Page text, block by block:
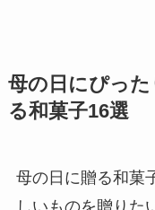
母の日にぴっ
る和菓子16選
母の日に贈る和菓